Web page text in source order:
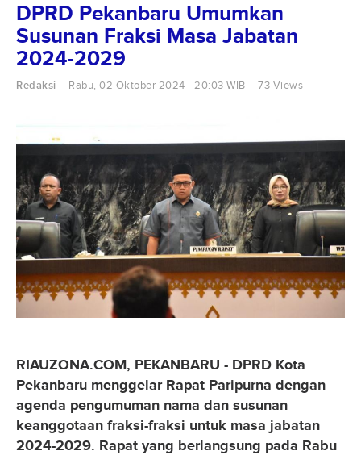
DPRD Pekanbaru Umumkan
Susunan Fraksi Masa Jabatan
2024-2029
Redaksi Rabu, 02 Oktober 2024 - 20:03 WIB 73 Views
RIAUZONA.COM, PEKANBARU - DPRD Kota
Pekanbaru menggelar Rapat Paripurna dengan
agenda pengumuman nama dan susunan
keanggotaan fraksi-fraksi untuk masa jabatan
2024-2029. Rapat yang berlangsung pada Rabu